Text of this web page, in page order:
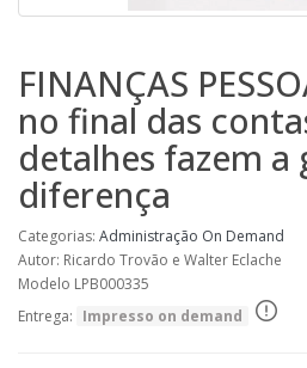
FINANÇAS
no final das
detalhes fazem a
diferença
Categorias: Administração On Demand
Autor: Ricardo Trovão e Walter Eclache
Modelo LPB000335
Entrega: Impresso on demand